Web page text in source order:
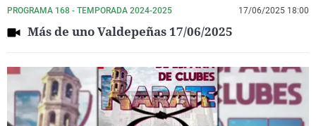
PROGRAMA 168 - TEMPORADA 2024-2025 17/06/2025 18:00
Más de uno Valdepeñas 17/06/2025